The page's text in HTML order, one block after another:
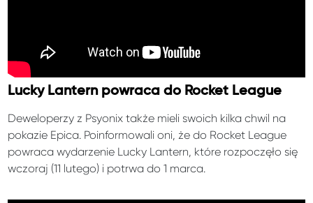
Lucky Lantern powraca do Rocket League
Deweloperzy z Psyonix także mieli swoich kilka chwil na
pokazie Epica. Poinformowali oni, że do Rocket League
powraca wydarzenie Lucky Lantern, które rozpoczęło się
wczoraj (11 lutego) i potrwa do 1 marca.